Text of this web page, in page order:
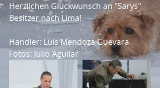
Herzlichen Glückwunsch an "Sarys"
Besitzer nach Lima!
Handler: Luis Mendoza Guevara
Fotos: Julio Aguilar